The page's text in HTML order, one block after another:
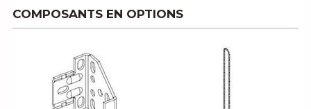
COMPOSANTS EN OPTIONS